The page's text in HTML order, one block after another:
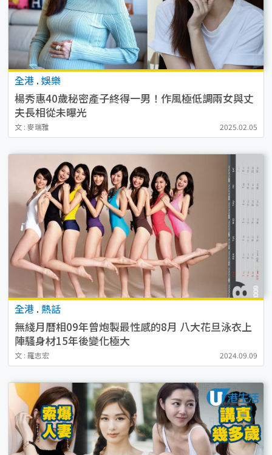
全港 . 娛樂
楊秀惠40歲秘密產子終得一男！作風極低調兩女與丈
夫長相從未曝光
文 : 麥瑞雅 2025.02.05
全港 . 熱話
無綫月曆相09年曾炮製最性感的8月 八大花旦泳衣上
陣騷身材15年後變化極大
文 : 羅志宏 2024.09.09